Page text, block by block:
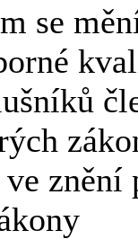
se
znění